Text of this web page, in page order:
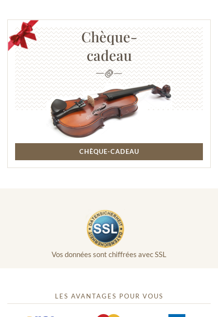
Chèque-
cadeau
CHÈQUE-CADEAU
Vos données sont chiffrées avec SSL
LES AVANTAGES POUR VOUS